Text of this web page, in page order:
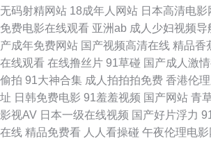
月情激情网 91在线播放视频在线观看 日产av在 91
91嫩国产线观 久久午夜鲁丝午夜精品 91看成人操
视频 国产黑丝在线观看 午夜成人免费网站 AV高清
成人 黑人妖肏逼 在线香蕉 国产福利精品久久让 五
无码射精网站 18成年人网站 日本高清电影
免费电影在线观看 亚洲ab 成人少妇视频导
产成年免费网站 国产视频高清在线 精品香
在线观看 在线撸丝片 91草碰 国产成人激
偷拍 91大神合集 成人拍拍拍免费 香港伦理
址 日韩免费电影 91羞羞视频 国产网站 青
影视AV 日本一级在线视频 国产好片浮力
在线 精品免费看 人人看操碰 午夜伦理电影